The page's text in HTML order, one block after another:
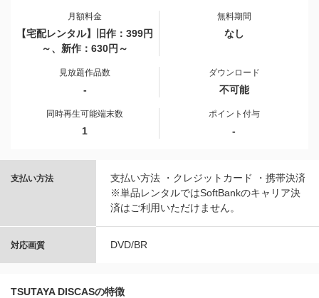
月額料金
【宅配レンタル】旧作：399円
～、新作：630円～
無料期間
なし
見放題作品数
-
ダウンロード
不可能
同時再生可能端末数
1
ポイント付与
-
支払い方法
支払い方法 ・クレジットカード ・携帯決済
※単品レンタルではSoftBankのキャリア決
済はご利用いただけません。
対応画質 DVD/BR
TSUTAYA DISCASの特徴